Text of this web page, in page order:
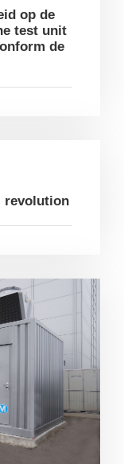
op de
test unit
de
revolution